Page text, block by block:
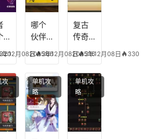
年12月08日 366
哪个
伙伴
心符
技
能，
失心
符命
中后
附加
2025年12月08日 316
复古
传奇
平民
搭配
阵
容，
复古
传奇
英雄
2025年12月08日 330
攻
单机攻
略
单机攻
略